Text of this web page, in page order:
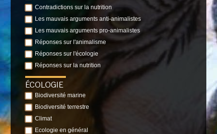
Contradictions sur la nutrition
Les mauvais arguments anti-animalistes
Les mauvais arguments pro-animalistes
Réponses sur l'animalisme
Réponses sur l'écologie
Réponses sur la nutrition
ÉCOLOGIE
Biodiversité marine
Biodiversité terrestre
Climat
Ecologie en général